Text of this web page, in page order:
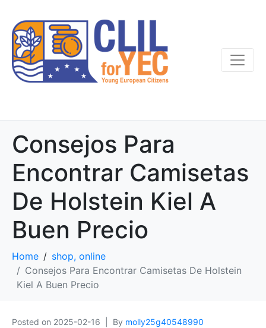
Consejos Para
Encontrar Camisetas
De Holstein Kiel A
Buen Precio
Home
shop, online
Consejos Para Encontrar Camisetas De Holstein
Kiel A Buen Precio
Posted on 2025-02-16 By molly25g40548990